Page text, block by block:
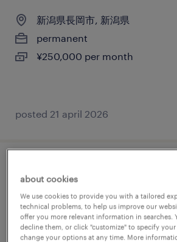
新潟県長岡市, 新潟県
permanent
¥250,000 per month
posted 21 april 2026
新潟県長岡市, 新潟県
temporary
¥1205.00 per hour
about cookies
We use cookies to provide you with a tailored
technical problems, to help us improve our
offer you more relevant information in searches.
decline them, or click "customize" to specify your
change your options at any time. More